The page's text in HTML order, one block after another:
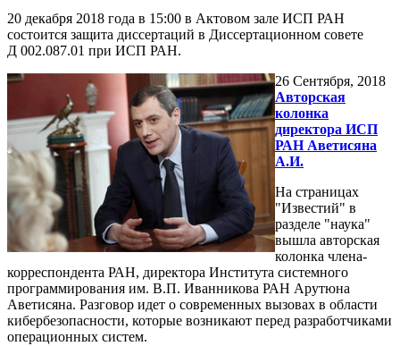
20 декабря 2018 года в 15:00 в Актовом зале ИСП РАН
состоится защита диссертаций в Диссертационном совете
Д 002.087.01 при ИСП РАН.
26 Сентября, 2018
Авторская
колонка
директора ИСП
РАН Аветисяна
А.И.
На страницах
"Известий" в
разделе "наука"
вышла авторская
колонка члена-
корреспондента РАН, директора Института системного
программирования им. В.П. Иванникова РАН Арутюна
Аветисяна. Разговор идет о современных вызовах в области
кибербезопасности, которые возникают перед разработчиками
операционных систем.